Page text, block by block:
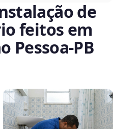
de
feitos em
Pessoa‑PB